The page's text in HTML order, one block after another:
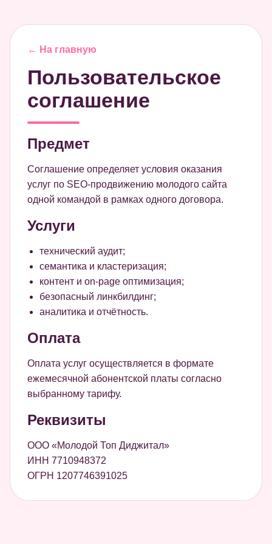
← На главную
Пользовательское
соглашение
Предмет
Соглашение определяет условия оказания
услуг по SEO-продвижению молодого сайта
одной командой в рамках одного договора.
Услуги
технический аудит;
семантика и кластеризация;
контент и on-page оптимизация;
безопасный линкбилдинг;
аналитика и отчётность.
Оплата
Оплата услуг осуществляется в формате
ежемесячной абонентской платы согласно
выбранному тарифу.
Реквизиты
ООО «Молодой Топ Диджитал»
ИНН 7710948372
ОГРН 1207746391025